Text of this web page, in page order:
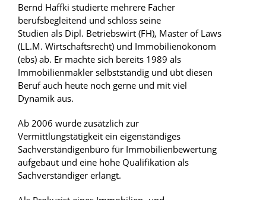
Bernd Haffki studierte mehrere Fächer
berufsbegleitend und schloss seine
Studien als Dipl. Betriebswirt (FH), Master of Laws
(LL.M. Wirtschaftsrecht) und Immobilienökonom
(ebs) ab. Er machte sich bereits 1989 als
Immobilienmakler selbstständig und übt diesen
Beruf auch heute noch gerne und mit viel
Dynamik aus.
Ab 2006 wurde zusätzlich zur
Vermittlungstätigkeit ein eigenständiges
Sachverständigenbüro für Immobilienbewertung
aufgebaut und eine hohe Qualifikation als
Sachverständiger erlangt.